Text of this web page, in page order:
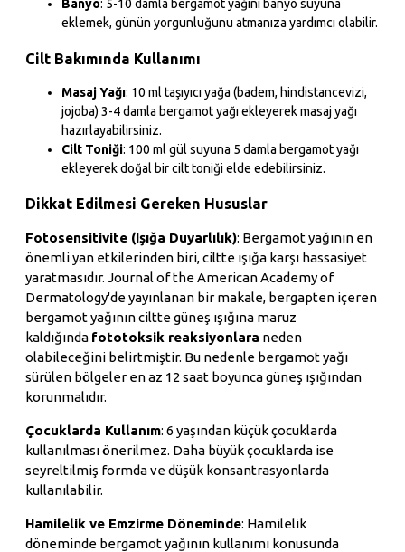
Banyo: 5-10 damla bergamot yağını banyo suyuna
eklemek, günün yorgunluğunu atmanıza yardımcı olabilir.
Cilt Bakımında Kullanımı
Masaj Yağı: 10 ml taşıyıcı yağa (badem, hindistancevizi,
jojoba) 3-4 damla bergamot yağı ekleyerek masaj yağı
hazırlayabilirsiniz.
Cilt Toniği: 100 ml gül suyuna 5 damla bergamot yağı
ekleyerek doğal bir cilt toniği elde edebilirsiniz.
Dikkat Edilmesi Gereken Hususlar
Fotosensitivite (Işığa Duyarlılık): Bergamot yağının en
önemli yan etkilerinden biri, ciltte ışığa karşı hassasiyet
yaratmasıdır. Journal of the American Academy of
Dermatology'de yayınlanan bir makale, bergapten içeren
bergamot yağının ciltte güneş ışığına maruz
kaldığında fototoksik reaksiyonlara neden
olabileceğini belirtmiştir. Bu nedenle bergamot yağı
sürülen bölgeler en az 12 saat boyunca güneş ışığından
korunmalıdır.
Çocuklarda Kullanım: 6 yaşından küçük çocuklarda
kullanılması önerilmez. Daha büyük çocuklarda ise
seyreltilmiş formda ve düşük konsantrasyonlarda
kullanılabilir.
Hamilelik ve Emzirme Döneminde: Hamilelik
döneminde bergamot yağının kullanımı konusunda